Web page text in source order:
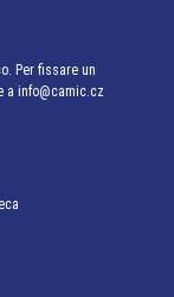
Per fissare un
a info@camic.cz